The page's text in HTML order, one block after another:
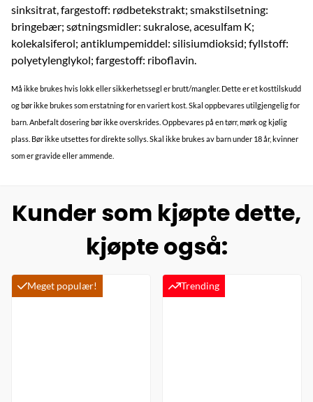
sinksitrat, fargestoff: rødbetekstrakt; smakstilsetning:
bringebær; søtningsmidler: sukralose, acesulfam K;
kolekalsiferol; antiklumpemiddel: silisiumdioksid; fyllstoff:
polyetylenglykol; fargestoff: riboflavin.
Må ikke brukes hvis lokk eller sikkerhetssegl er brutt/mangler. Dette er et kosttilskudd
og bør ikke brukes som erstatning for en variert kost. Skal oppbevares utilgjengelig for
barn. Anbefalt dosering bør ikke overskrides. Oppbevares på en tørr, mørk og kjølig
plass. Bør ikke utsettes for direkte sollys. Skal ikke brukes av barn under 18 år, kvinner
som er gravide eller ammende.
Kunder som kjøpte dette,
kjøpte også:
Meget populær! Trending